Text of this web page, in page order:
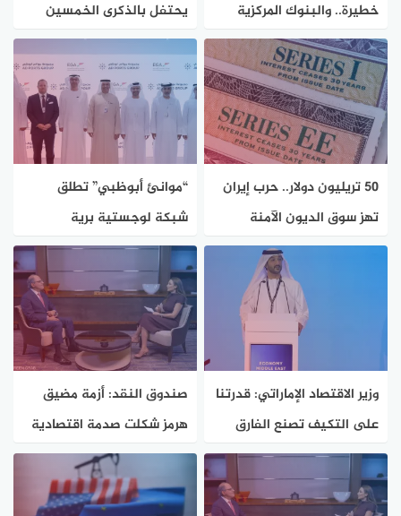
خطيرة.. والبنوك المركزية
عاجزة
يحتفل بالذكرى الخمسين
لتأسيسه
50 تريليون دولار.. حرب إيران
تهز سوق الديون الآمنة
“موانئ أبوظبي” تطلق
شبكة لوجستية برية
متكاملة بالإمارات
وزير الاقتصاد الإماراتي: قدرتنا
على التكيف تصنع الفارق
صندوق النقد: أزمة مضيق
هرمز شكلت صدمة اقتصادية
عالمية